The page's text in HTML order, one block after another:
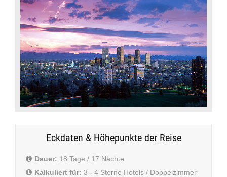
Eckdaten & Höhepunkte der Reise
Dauer: 18 Tage / 17 Nächte
Kalkuliert für: 3 - 4 Sterne Hotels / Doppelzimmer